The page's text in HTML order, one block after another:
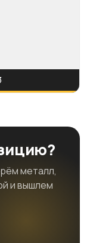
металл,
и вышлем